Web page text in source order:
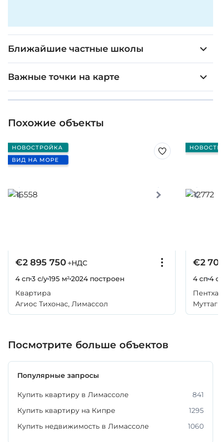
Ближайшие частные школы
Важные точки на карте
Похожие объекты
НОВОСТРОЙКА
ВИД НА МОРЕ
€2 895 750+НДС
4 сп3 с/у195 м²2024построен
Квартира
Агиос Тихонас, Лимассол
€2
4 сп4
Посмотрите больше объектов
Популярные запросы
Купить квартиру в Лимассоле
841
Купить квартиру на Кипре
1295
Купить недвижимость в Лимассоле
1060